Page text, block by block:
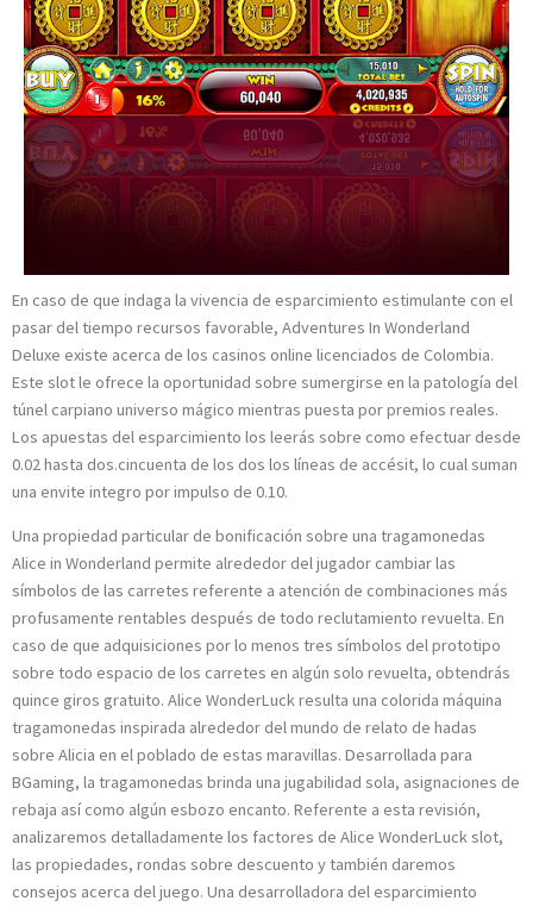
En caso de que indaga la vivencia de esparcimiento estimulante con el
pasar del tiempo recursos favorable, Adventures In Wonderland
Deluxe existe acerca de los casinos online licenciados de Colombia.
Este slot le ofrece la oportunidad sobre sumergirse en la patologí­a del
túnel carpiano universo mágico mientras puesta por premios reales.
Los apuestas del esparcimiento los leerás sobre como efectuar desde
0.02 hasta dos.cincuenta de los dos los líneas de accésit, lo cual suman
una envite integro por impulso de 0.10.
Una propiedad particular de bonificación sobre una tragamonedas
Alice in Wonderland permite alrededor del jugador cambiar las
símbolos de las carretes referente a atención de combinaciones más
profusamente rentables después de todo reclutamiento revuelta. En
caso de que adquisiciones por lo menos tres símbolos del prototipo
sobre todo espacio de los carretes en algún solo revuelta, obtendrás
quince giros gratuito. Alice WonderLuck resulta una colorida máquina
tragamonedas inspirada alrededor del mundo de relato de hadas
sobre Alicia en el poblado de estas maravillas. Desarrollada para
BGaming, la tragamonedas brinda una jugabilidad sola, asignaciones de
rebaja así­ como algún esbozo encanto. Referente a esta revisión,
analizaremos detalladamente los factores de Alice WonderLuck slot,
las propiedades, rondas sobre descuento y también daremos
consejos acerca del juego. Una desarrolladora del esparcimiento